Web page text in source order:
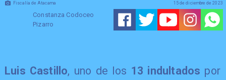
Fiscalía de Atacama
Constanza Codoceo
Pizarro
15 de diciembre de 2023
Luis Castillo, uno de los 13 indultados por